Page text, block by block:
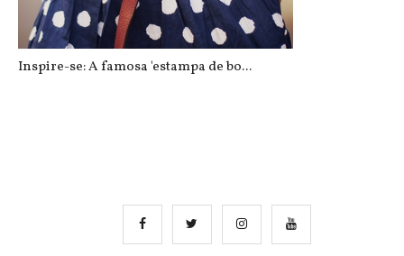
Inspire-se: A famosa 'estampa de bo...